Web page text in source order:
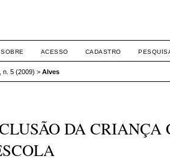
SOBRE ACESSO CADASTRO
n. 5 (2009) > Alves
DA CRIANÇA